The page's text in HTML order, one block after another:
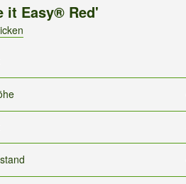
it Easy® Red'